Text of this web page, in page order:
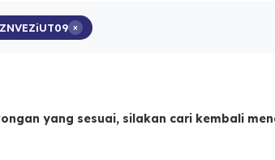
×
yang sesuai, silakan cari kembali